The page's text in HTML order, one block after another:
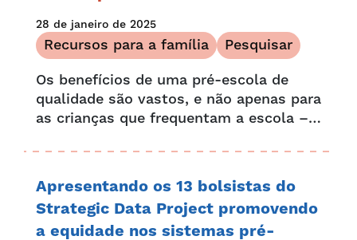
28 de janeiro de 2025
Recursos para a família
Pesquisar
Os benefícios de uma pré-escola de
qualidade são vastos, e não apenas para
as crianças que frequentam a escola –
se beneficiam. Inúmeros estudos e
pesquisas também demonstram que os
benefícios...
Apresentando os 13 bolsistas do
Strategic Data Project promovendo
a equidade nos sistemas pré-